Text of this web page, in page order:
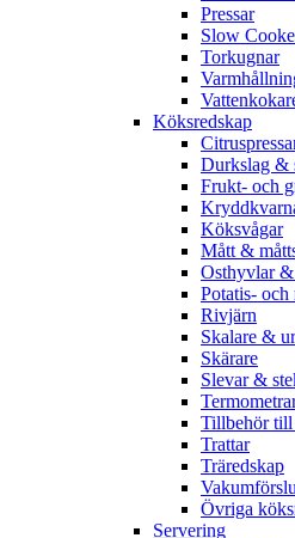
Pressar
Slow
Torkugnar
Köksredskap
Durkslag &
Frukt- och
Köksvågar
Mått &
Osthyvlar &
Potatis- och
Rivjärn
Skalare &
Skärare
Slevar &
Tillbehör till
Trattar
Träredskap
Övriga
Servering